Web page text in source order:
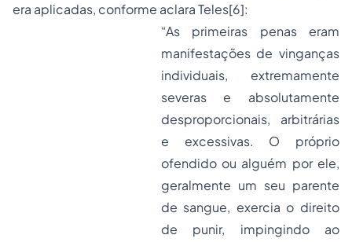
era aplicadas, conforme aclara Teles[6]:
“As primeiras penas eram
manifestações de vinganças
individuais, extremamente
severas e absolutamente
desproporcionais, arbitrárias
e excessivas. O próprio
ofendido ou alguém por ele,
geralmente um seu parente
de sangue, exercia o direito
de punir, impingindo ao